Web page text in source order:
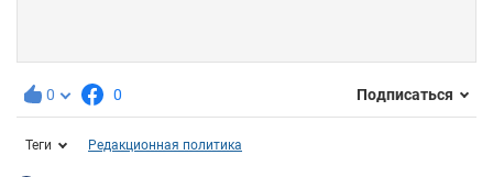
0 0 Подписаться
Теги Редакционная политика